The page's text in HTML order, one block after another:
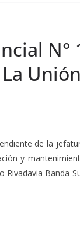
N°
de la
y
Rivadavia Banda